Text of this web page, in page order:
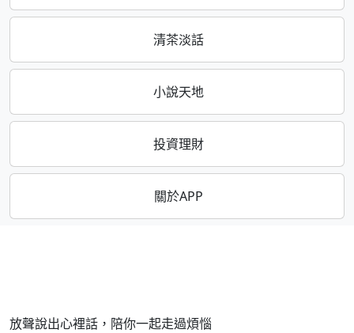
清茶淡話
小說天地
投資理財
關於APP
放聲說出心裡話，陪你一起走過煩惱